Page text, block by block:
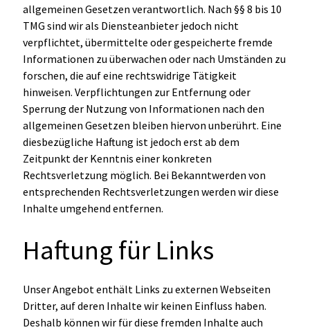
allgemeinen Gesetzen verantwortlich. Nach §§ 8 bis 10
TMG sind wir als Diensteanbieter jedoch nicht
verpflichtet, übermittelte oder gespeicherte fremde
Informationen zu überwachen oder nach Umständen zu
forschen, die auf eine rechtswidrige Tätigkeit
hinweisen. Verpflichtungen zur Entfernung oder
Sperrung der Nutzung von Informationen nach den
allgemeinen Gesetzen bleiben hiervon unberührt. Eine
diesbezügliche Haftung ist jedoch erst ab dem
Zeitpunkt der Kenntnis einer konkreten
Rechtsverletzung möglich. Bei Bekanntwerden von
entsprechenden Rechtsverletzungen werden wir diese
Inhalte umgehend entfernen.
Haftung für Links
Unser Angebot enthält Links zu externen Webseiten
Dritter, auf deren Inhalte wir keinen Einfluss haben.
Deshalb können wir für diese fremden Inhalte auch